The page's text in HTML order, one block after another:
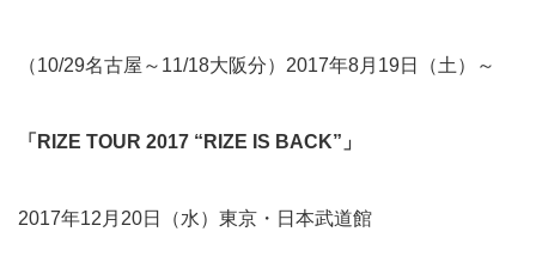
（10/29名古屋～11/18大阪分）2017年8月19日（土）～
「RIZE TOUR 2017 “RIZE IS BACK”」
2017年12月20日（水）東京・日本武道館